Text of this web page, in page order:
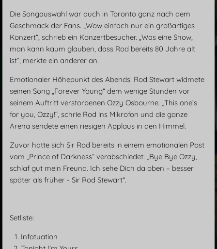
Die Songauswahl war auch in Toronto ganz nach dem
Geschmack der Fans. „Wow einfach nur ein großartiges
Konzert“, schrieb ein Konzertbesucher. „Was eine Show,
man kann kaum glauben, dass Rod bereits 80 Jahre alt
ist“, merkte ein anderer an.
Emotionaler Höhepunkt des Abends: Rod Stewart widmete
seinen Song „Forever Young“ dem wenige Stunden vor
seinem Auftritt verstorbenen Ozzy Osbourne. „This one’s
for you, Ozzy!“, schrie Rod ins Mikrofon und die ganze
Arena sendete einen riesigen Applaus in den Himmel.
Zuvor hatte sich Sir Rod bereits in einem emotionalen Post
vom „Prince of Darkness“ verabschiedet: „Bye Bye Ozzy,
schlaf gut mein Freund. Ich sehe Dich da oben – besser
später als früher - Sir Rod Stewart“.
Setliste:
Infatuation